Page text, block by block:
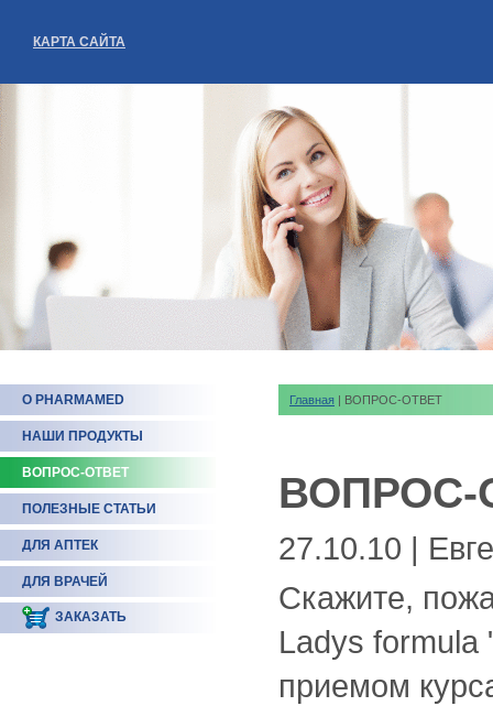
КАРТА САЙТА
О PHARMAMED
НАШИ ПРОДУКТЫ
ВОПРОС-ОТВЕТ
ПОЛЕЗНЫЕ СТАТЬИ
ДЛЯ АПТЕК
ДЛЯ ВРАЧЕЙ
ЗАКАЗАТЬ
Главная | ВОПРОС-ОТВЕТ
ВОПРОС-
27.10.10 |
Скажите,
Ladys formula
приемом